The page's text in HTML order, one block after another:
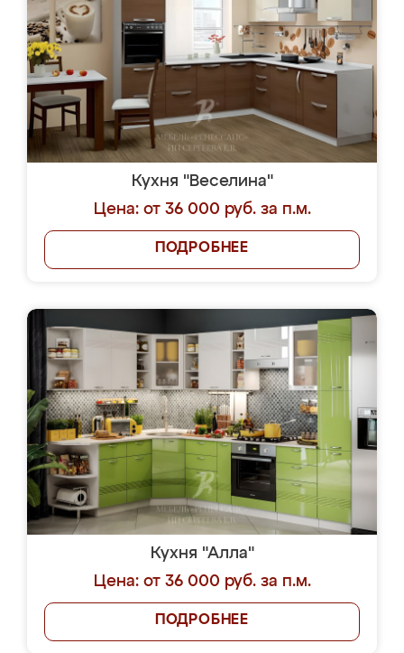
Кухня "Веселина"
Цена: от 36 000 руб. за п.м.
ПОДРОБНЕЕ
Кухня "Алла"
Цена: от 36 000 руб. за п.м.
ПОДРОБНЕЕ